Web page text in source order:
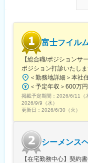
※1~2年後ひとりだ
します。出張先は
■魅力：
年間休日124日の土
ありますが、残業
れる日が多くあり
に取得でき、プラ
当社の仕事は医療
するという、非常
に着けることがで
だくことができま
※本件は内閣府主導
ング事業に基づく求
富士フイル
【総合職/ポジションサ
ポジション打診いたし
掲載予定期間： 2026/6/11（
2026/9/9（水）
更新日： 2026/6/30（火）
シーメンス
【在宅勤務中心】契約